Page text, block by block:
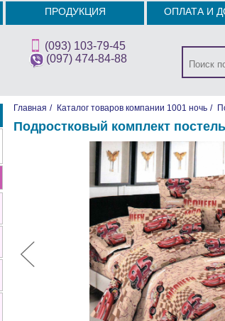
ПРОДУКЦИЯ ОПЛАТА И
(093) 103-79-45
(097) 474-84-88
Главная / Каталог товаров компании 1001 ночь /
Подростковый комплект